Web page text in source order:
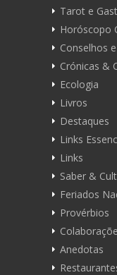
Tarot e
Horóscopo
Conselhos
Crónicas &
Ecologia
Livros
Destaques
Links
Links
Saber &
Feriados
Provérbios
Anedotas